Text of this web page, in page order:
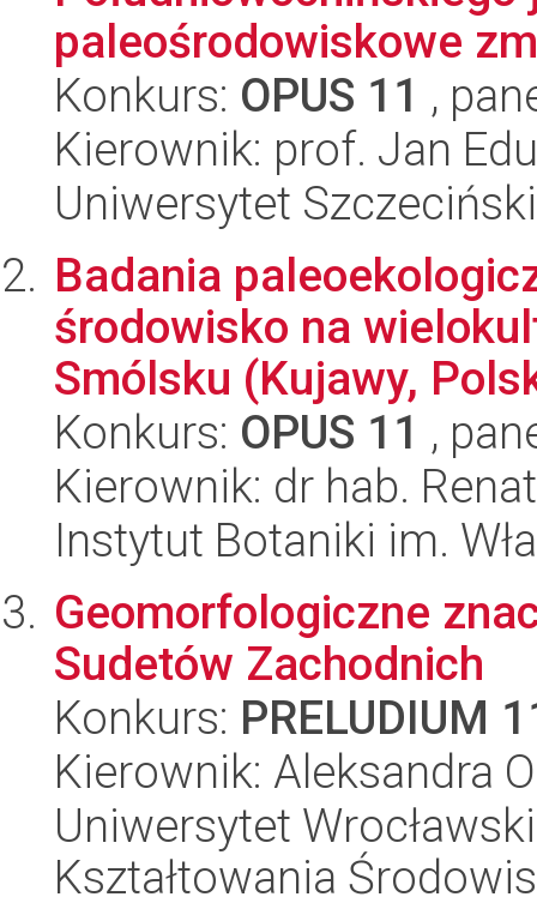
paleośrodowiskowe
Konkurs: OPUS 11 ,
Kierownik: prof. Jan
Uniwersytet
Badania
środowisko na
Smólsku (Kujawy,
Konkurs: OPUS 11 ,
Kierownik: dr hab.
Instytut Botaniki im.
Geomorfologiczne
Sudetów Zachodnich
Konkurs: PRELUDIUM
Kierownik: Aleksandra
Uniwersytet
Kształtowania